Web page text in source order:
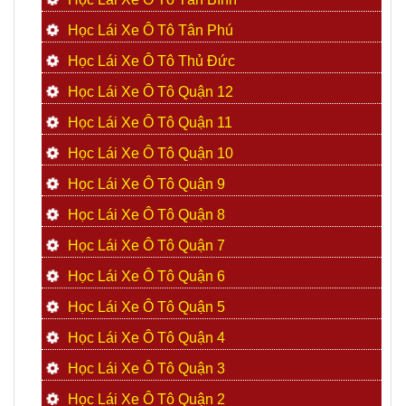
Học Lái Xe Ô Tô Tân Phú
Học Lái Xe Ô Tô Thủ Đức
Học Lái Xe Ô Tô Quận 12
Học Lái Xe Ô Tô Quận 11
Học Lái Xe Ô Tô Quận 10
Học Lái Xe Ô Tô Quận 9
Học Lái Xe Ô Tô Quận 8
Học Lái Xe Ô Tô Quận 7
Học Lái Xe Ô Tô Quận 6
Học Lái Xe Ô Tô Quận 5
Học Lái Xe Ô Tô Quận 4
Học Lái Xe Ô Tô Quận 3
Học Lái Xe Ô Tô Quận 2